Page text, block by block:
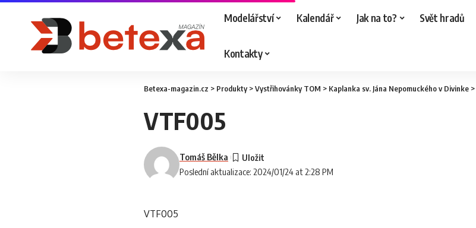
Modelářství Kalendář Jak na to? Svět hradů
Kontakty
Betexa-magazin.cz > Produkty>Vystřihovánky TOM > Kaplanka sv. Jána Nepomuckého v Divinke >
VTF005
Poslední aktualizace: 2024/01/24 at 2:28 PM
Tomáš Bělka
VTF005